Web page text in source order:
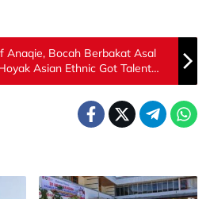
Anaqie, Bocah Berbakat Asal
Asian Ethnic Got Talent